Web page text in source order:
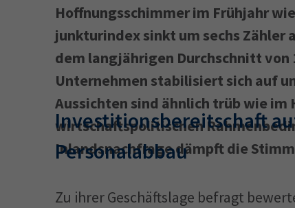
Hoffnungsschimmer im Frühjahr
junkturindex sinkt um sechs
dem langjährigen Durchschnitt von
Unternehmen stabilisiert sich auf
Aussichten sind ähnlich trüb wie
wirtschaftspolitischen
Inlandsnachfrage dämpft die
Investitionsbereitschaft
Personalabbau
Zu ihrer Geschäftslage befragt